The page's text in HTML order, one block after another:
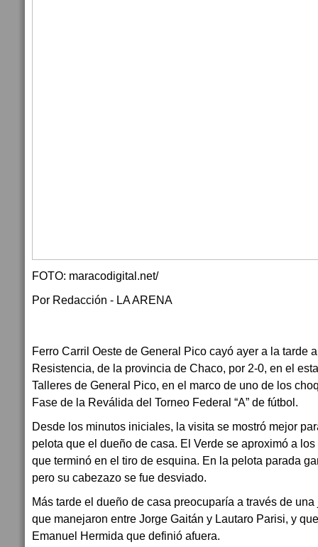
FOTO: maracodigital.net/
Por Redacción - LA ARENA
Ferro Carril Oeste de General Pico cayó ayer a la tarde
Resistencia, de la provincia de Chaco, por 2-0, en el
Talleres de General Pico, en el marco de uno de los
Fase de la Reválida del Torneo Federal “A” de fútbol.
Desde los minutos iniciales, la visita se mostró mejor
pelota que el dueño de casa. El Verde se aproximó a
que terminó en el tiro de esquina. En la pelota parada
pero su cabezazo se fue desviado.
Más tarde el dueño de casa preocuparía a través de
que manejaron entre Jorge Gaitán y Lautaro Parisi, y
Emanuel Hermida que definió afuera.